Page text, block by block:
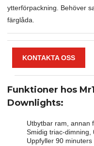
ytterförpackning. Behöver
färglåda.
KONTAKTA OSS
Funktioner hos
Downlights:
Utbytbar ram, annan
Smidig triac-dimning,
Uppfyller 90